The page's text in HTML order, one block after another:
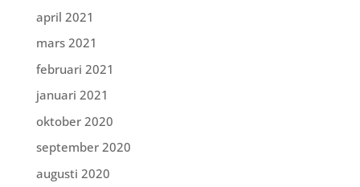
april 2021
mars 2021
februari 2021
januari 2021
oktober 2020
september 2020
augusti 2020